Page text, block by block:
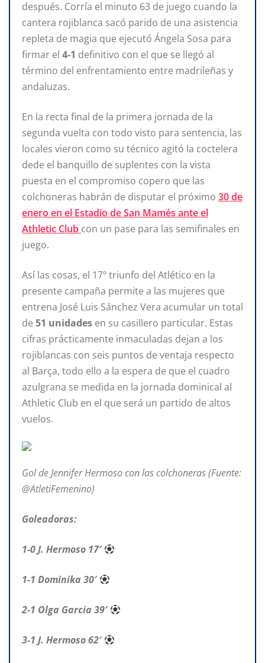
después. Corría el minuto 63 de juego cuando la
cantera rojiblanca sacó parido de una asistencia
repleta de magia que ejecutó Ángela Sosa para
firmar el 4-1 definitivo con el que se llegó al
término del enfrentamiento entre madrileñas y
andaluzas.
En la recta final de la primera jornada de la
segunda vuelta con todo visto para sentencia, las
locales vieron como su técnico agitó la coctelera
dede el banquillo de suplentes con la vista
puesta en el compromiso copero que las
colchoneras habrán de disputar el próximo 30 de
enero en el Estadio de San Mamés ante el
Athletic Club con un pase para las semifinales en
juego.
Así las cosas, el 17º triunfo del Atlético en la
presente campaña permite a las mujeres que
entrena José Luis Sánchez Vera acumular un total
de 51 unidades en su casillero particular. Estas
cifras prácticamente inmaculadas dejan a los
rojiblancas con seis puntos de ventaja respecto
al Barça, todo ello a la espera de que el cuadro
azulgrana se medida en la jornada dominical al
Athletic Club en el que será un partido de altos
vuelos.
Gol de Jennifer Hermoso con las colchoneras (Fuente:
@AtletiFemenino)
Goleadoras:
1-0 J. Hermoso 17′
1-1 Dominika 30′
2-1 Olga Garcia 39′
3-1 J. Hermoso 62′